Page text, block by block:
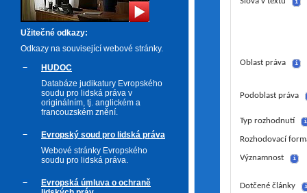
Užitečné odkazy:
Odkazy na související webové stránky.
HUDOC
Databáze judikatury Evropského
soudu pro lidská práva v
originálním, tj. anglickém a
francouzském znění.
Evropský soud pro lidská práva
Webové stránky Evropského
soudu pro lidská práva.
Evropská úmluva o ochraně
i
Oblast práva i
Podoblast práva
Typ rozhodnutí i
Rozhodovací
Významnost i
Dotčené články i